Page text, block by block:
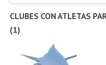
CLUBES CON ATLETAS
(1)